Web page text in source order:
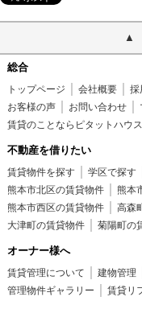
総合
トップページ 会社概要 採
お客様の声
お問い合わせ
賃貸のことならピタットハウス
不動産を借りたい
賃貸物件を探す 学区で探す
熊本市北区の賃貸物件
熊本
熊本市西区の賃貸物件
高森
大津町の賃貸物件
菊陽町の
オーナー様へ
賃貸管理について 建物管理
管理物件ギャラリー
賃貸リ